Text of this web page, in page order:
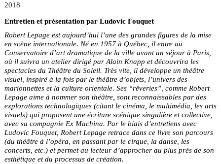
2018
Entretien et présentation par Ludovic Fouquet
Robert Lepage est aujourd’hui l’une des grandes figures de la mise
en scène internationale. Né en 1957 à Québec, il entre au
Conservatoire d’art dramatique de la ville avant un séjour à Paris,
où il suivra un atelier dirigé par Alain Knapp et découvrira les
spectacles du Théâtre du Soleil. Très vite, il développe un théâtre
visuel, inspiré à la fois par le théâtre d’objets, l’univers des
marionnettes et la culture orientale. Ses “rêveries”, comme Robert
Lepage aime à nommer son théâtre, sont reconnaissables par des
explorations technologiques (citant le cinéma, le multimédia, les arts
visuels) qui proposent une écriture scénique singulière et collective,
avec sa compagnie Ex Machina. Par le biais d’entretiens avec
Ludovic Fouquet, Robert Lepage retrace dans ce livre son parcours
(du théâtre à l’opéra, en passant par le cirque, la danse, les
concerts, etc.) et permet au lecteur d’approcher au plus près de son
esthétique et du processus de création.